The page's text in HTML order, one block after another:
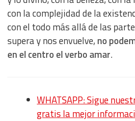
con la complejidad de la
con el todo más allá de las
supera y nos envuelve, no
en el centro el verbo amar.
WHATSAPP: Sigue
gratis la mejor